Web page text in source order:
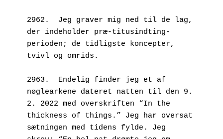
2962.  Jeg graver mig ned til de lag,
der indeholder præ-titusindting-
perioden; de tidligste koncepter,
tvivl og omrids.
2963.  Endelig finder jeg et af
nøglearkene dateret natten til den 9.
2. 2022 med overskriften “In the
thickness of things.” Jeg har oversat
sætningen med tidens fylde. Jeg